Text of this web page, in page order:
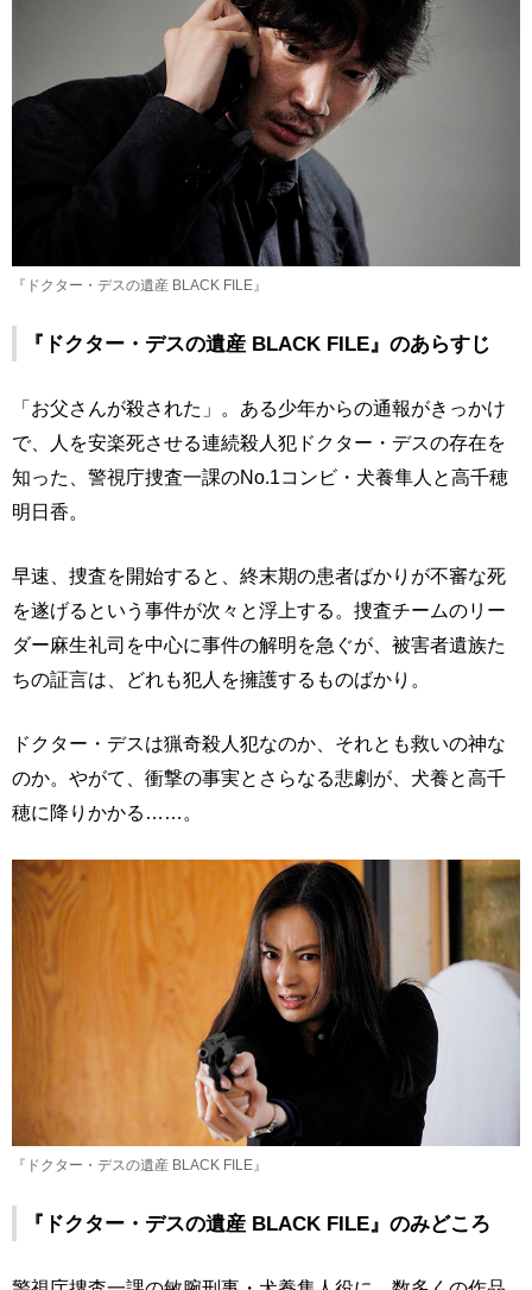
『ドクター・デスの遺産 BLACK FILE』
『ドクター・デスの遺産 BLACK FILE』のあらすじ
「お父さんが殺された」。ある少年からの通報がきっかけ
で、人を安楽死させる連続殺人犯ドクター・デスの存在を
知った、警視庁捜査一課のNo.1コンビ・犬養隼人と高千穂
明日香。
早速、捜査を開始すると、終末期の患者ばかりが不審な死
を遂げるという事件が次々と浮上する。捜査チームのリー
ダー麻生礼司を中心に事件の解明を急ぐが、被害者遺族た
ちの証言は、どれも犯人を擁護するものばかり。
ドクター・デスは猟奇殺人犯なのか、それとも救いの神な
のか。やがて、衝撃の事実とさらなる悲劇が、犬養と高千
穂に降りかかる……。
『ドクター・デスの遺産 BLACK FILE』
『ドクター・デスの遺産 BLACK FILE』のみどころ